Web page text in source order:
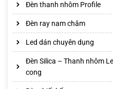
Đèn thanh nhôm Profile
Đèn ray nam châm
Led dán chuyên dụng
Đèn Silica – Thanh nhôm
cong